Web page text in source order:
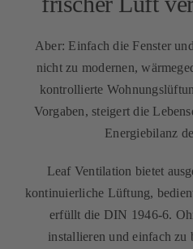
Aber: Einfach die Fenster
nicht zu modernen,
kontrollierte
Vorgaben, steigert die
Energiebilanz
Leaf Ventilation bietet
kontinuierliche Lüftung,
erfüllt die DIN 1946-6.
installieren und einfach zu